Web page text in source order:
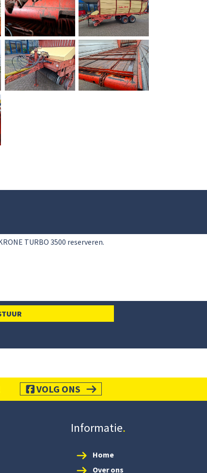
VOLG ONS
Informatie
Home
Over ons